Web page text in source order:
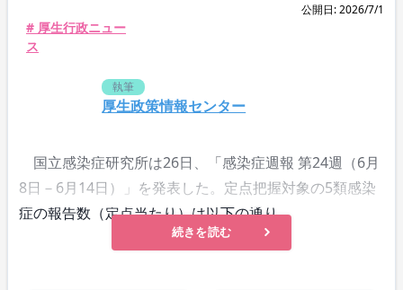
公開日: 2026/7/1
# 厚生行政ニュー
ス
執筆
厚生政策情報センター
国立感染症研究所は26日、「感染症週報 第24週（6月
8日－6月14日）」を発表した。定点把握対象の5類感染
症の報告数（定点当たり）は以下の通り。
続きを読む